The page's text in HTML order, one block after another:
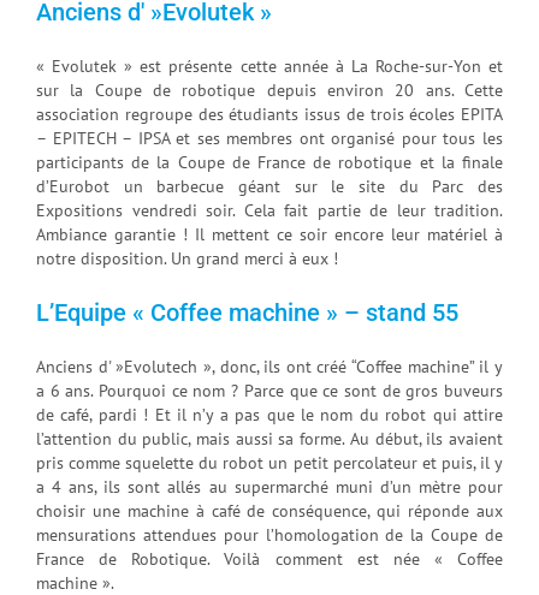
Anciens d' »Evolutek »
« Evolutek » est présente cette année à La Roche-sur-Yon et
sur la Coupe de robotique depuis environ 20 ans. Cette
association regroupe des étudiants issus de trois écoles EPITA
– EPITECH – IPSA et ses membres ont organisé pour tous les
participants de la Coupe de France de robotique et la finale
d’Eurobot un barbecue géant sur le site du Parc des
Expositions vendredi soir. Cela fait partie de leur tradition.
Ambiance garantie ! Il mettent ce soir encore leur matériel à
notre disposition. Un grand merci à eux !
L’Equipe « Coffee machine » – stand 55
Anciens d' »Evolutech », donc, ils ont créé “Coffee machine” il y
a 6 ans. Pourquoi ce nom ? Parce que ce sont de gros buveurs
de café, pardi ! Et il n’y a pas que le nom du robot qui attire
l’attention du public, mais aussi sa forme. Au début, ils avaient
pris comme squelette du robot un petit percolateur et puis, il y
a 4 ans, ils sont allés au supermarché muni d’un mètre pour
choisir une machine à café de conséquence, qui réponde aux
mensurations attendues pour l’homologation de la Coupe de
France de Robotique. Voilà comment est née « Coffee
machine ».